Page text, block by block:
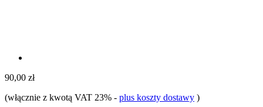
90,00 zł
(włącznie z kwotą VAT 23% - plus koszty dostawy )